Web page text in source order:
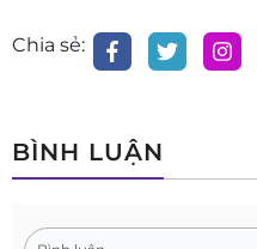
Chia sẻ:
BÌNH LUẬN